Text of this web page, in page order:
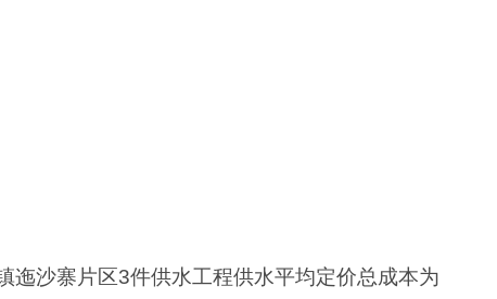
迤沙寨片区3件供水工程供水平均定价总成本为